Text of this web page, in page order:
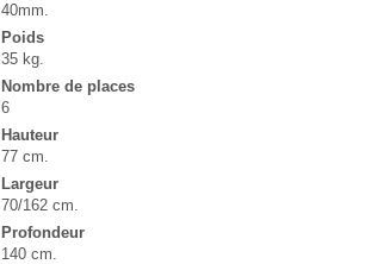
40mm.
Poids
35 kg.
Nombre de places
6
Hauteur
77 cm.
Largeur
70/162 cm.
Profondeur
140 cm.